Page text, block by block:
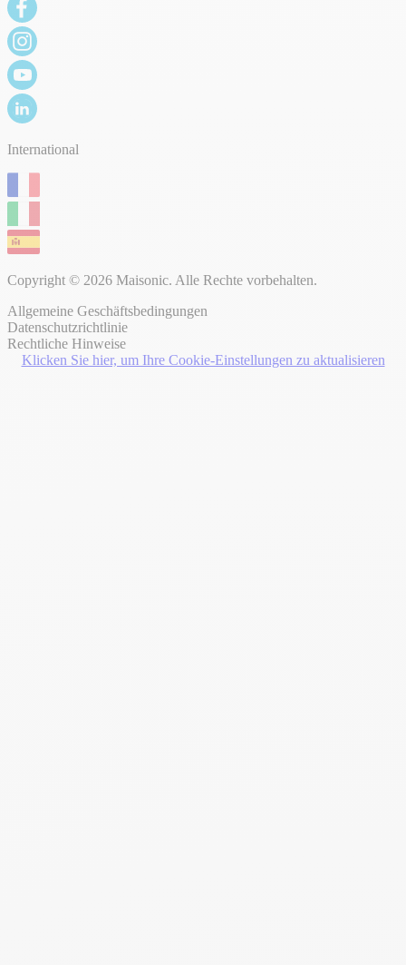
International
Copyright © 2026 Maisonic. Alle Rechte vorbehalten.
Allgemeine Geschäftsbedingungen
Datenschutzrichtlinie
Rechtliche Hinweise
Klicken Sie hier, um Ihre Cookie-Einstellungen zu aktualisieren